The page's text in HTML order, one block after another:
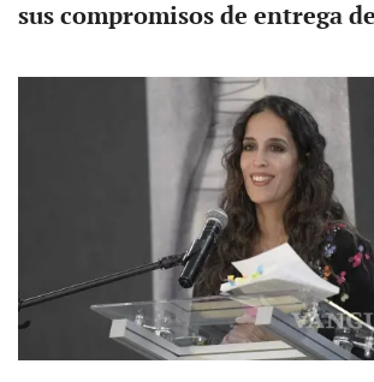
sus compromisos de entrega